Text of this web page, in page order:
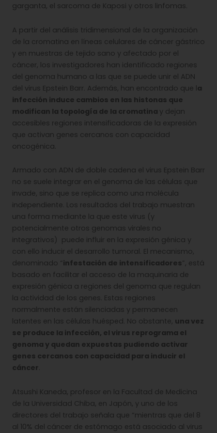
garganta, el sarcoma de Kaposi y otros linfomas.
A partir del análisis tridimensional de la organización
de la cromatina en líneas celulares de cáncer gástrico
y en muestras de tejido sano y afectado por el
cáncer, los investigadores han identificado regiones
del genoma humano a las que se puede unir el ADN
del virus Epstein Barr. Además, han encontrado que la
infección induce cambios en las histonas que
modifican la topología de la cromatina y dejan
accesibles regiones intensificadoras de la expresión
que activan genes cercanos con capacidad
oncogénica.
Armado con ADN de doble cadena el virus Epstein Barr
no se suele integrar en el genoma de las células que
invade, sino que se replica como una molécula
independiente. Los resultados del trabajo muestran
una forma mediante la que este virus (y
potencialmente otros genomas virales no
integrativos) puede influir en la expresión génica y
con ello inducir el desarrollo tumoral. El mecanismo,
denominado “infestación de intensificadores”, está
basado en facilitar el acceso de la maquinaria de
expresión génica a regiones del genoma que regulan
la actividad de los genes. Estas regiones
normalmente están silenciadas y permanecen
latentes en las células huésped. No obstante, una vez
se produce la infección, el virus reprograma el
genoma y quedan expuestas pudiendo activar
genes cercanos con capacidad para inducir el
cáncer.
Atsushi Kaneda, profesor en la Facultad de Medicina
de la Universidad Chiba, en Japón, y uno de los
directores del trabajo señala que “mientras que del 8
al 10% del cáncer de estómago está asociado al virus